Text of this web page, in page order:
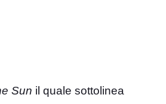
Sun il quale sottolinea